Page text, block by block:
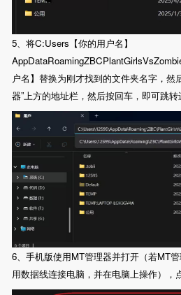
5、将C:Users【你的用户名】
户名】替换为刚才找到的文件夹名字，然
器”上方的地址栏，然后按回车，即可跳转
6、手机版使用MT管理器并打开（若MT
用数据线连接电脑，并在电脑上操作），